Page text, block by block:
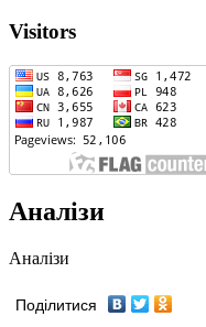
Visitors
Аналізи
Аналізи
Поділитися